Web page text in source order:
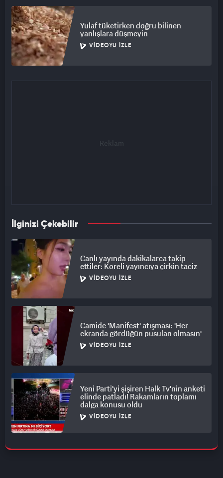
Yulaf tüketirken doğru bilinen
yanlışlara düşmeyin
VIDEOYU İZLE
İlginizi Çekebilir
Canlı yayında dakikalarca takip
ettiler: Koreli yayıncıya çirkin taciz
VIDEOYU İZLE
Camide 'Manifest' atışması: 'Her
ekranda gördüğün pusulan olmasın'
VIDEOYU İZLE
Yeni Parti'yi şişiren Halk Tv'nin anketi
elinde patladı! Rakamların toplamı
dalga konusu oldu
VIDEOYU İZLE